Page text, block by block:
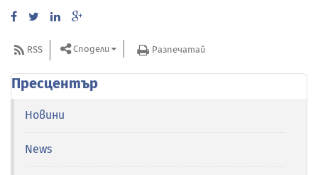
RSS Сподели Разпечатай
Пресцентър
Новини
News